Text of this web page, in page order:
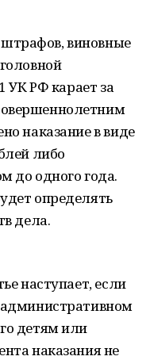
виновные
УК РФ карает за
наказание в виде
либо
до одного года.
определять
дела.
наступает, если
детям или
наказания не